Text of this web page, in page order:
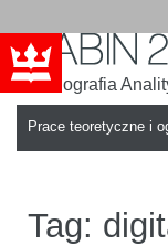
Babin
Bibliografia
Prace teoretyczne i
Tag: